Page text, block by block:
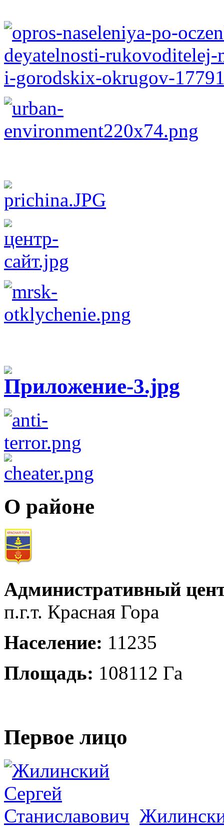
О районе
Административный
п.г.т. Красная Гора
Население: 11235
Площадь: 108112 Га
Первое лицо